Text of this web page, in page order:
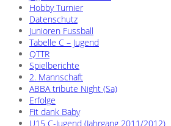
Hobby Turnier
Datenschutz
Junioren Fussball
Tabelle C – Jugend
QTTR
Spielberichte
2. Mannschaft
ABBA tribute Night (Sa)
Erfolge
Fit dank Baby
U15 C-Jugend (Jahrgang 2011/2012)